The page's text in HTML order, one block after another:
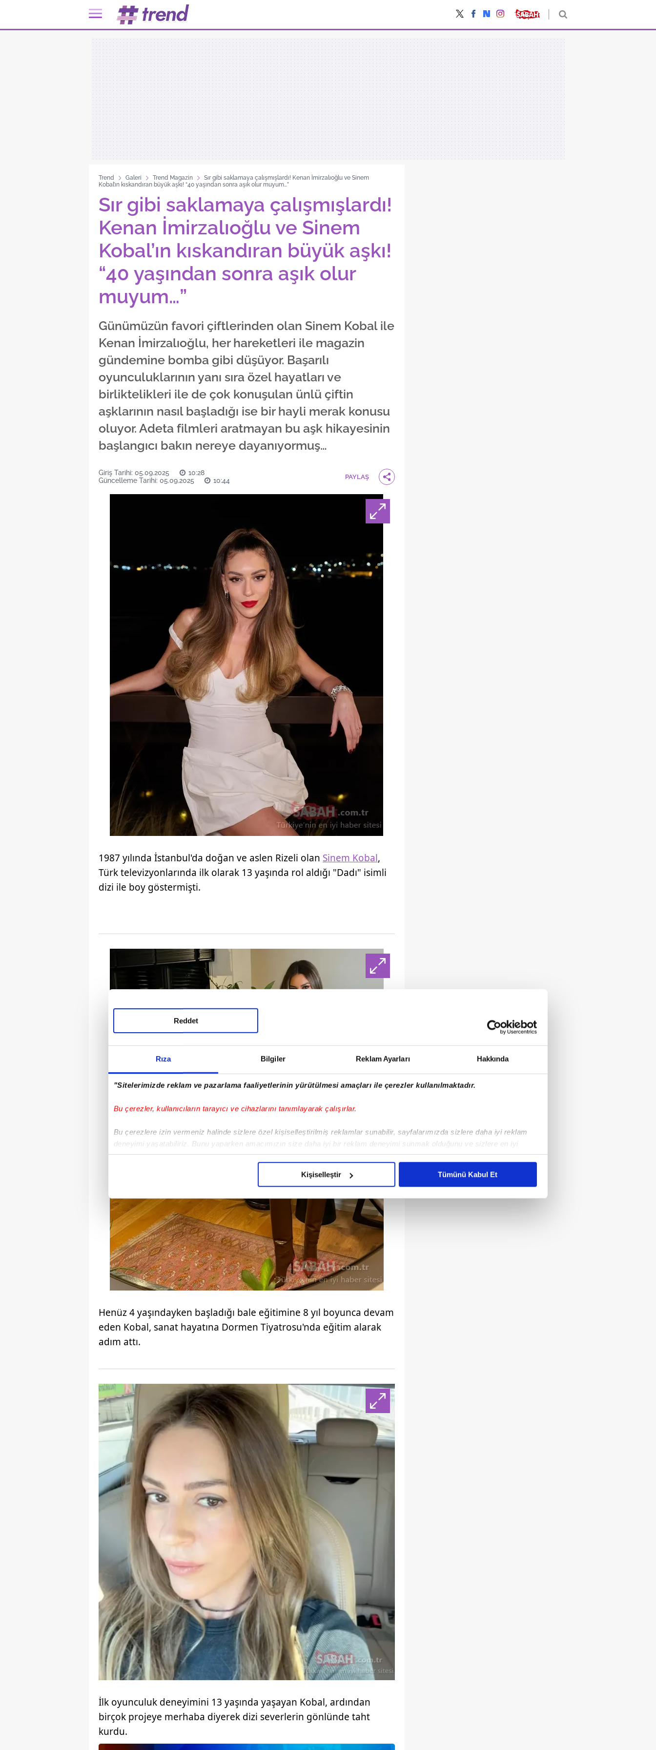
Rıza Bilgiler Reklam Ayarları Hakkında
"Sitelerimizde reklam ve pazarlama faaliyetlerinin yürütülmesi amaçları ile çerezler kullanılmaktadır.
Bu çerezler, kullanıcıların tarayıcı ve cihazlarını tanımlayarak çalışırlar.
Bu çerezlere izin vermeniz halinde sizlere özel kişiselleştirilmiş reklamlar sunabilir, sayfalarımızda sizlere daha iyi reklam
deneyimi yaşatabiliriz. Bunu yaparken amacımızın size daha iyi bir reklam deneyimi sunmak olduğunu ve sizlere en iyi
içerikleri sunabilmek adına elimizden gelen çabayı gösterdiğimizi ve bu noktada, reklamların maliyetlerimizi karşılamak
Sizlere daha iyi bir hizmet sunabilmek için İnternet Sitemizde kendimize ve üçüncü kişilere ait çerezler kullanılmaktadır. Bu
çerezler vasıtasıyla çeşitli kişisel verileriniz işlenmekte olup gerekli olan çerezler bilgi toplumu hizmetlerinin sunulması
amacıyla kullanılmaktadır. Diğer çerezler, sitemizin daha işlevsel kılınması ve kişiselleştirilmesi ve sizlere yönelik
reklam/pazarlama faaliyetlerinin yapılması, amaçlarıyla sınırlı olarak açık rızanız dahilinde kullanılacaktır.
Çerezlere ilişkin tercihlerinizi aşağıda yer alan panel vasıtasıyla belirleyebilirsiniz. Çerezlere ilişkin detaylı bilgi için Ayarlar
butonuna tıklayabilir,Çerez Bilgilendirme Metnimiziziyaret edebilirsiniz.
6698 sayılı Kişisel Verilerin Korunması Kanunu uyarınca hazırlanmış Aydınlatma Metnimizi okumak ve sitemizde ilgili
mevzuata uygun olarak kullanılan çerezlerle ilgili bilgi almak için lütfen
Reddet
Kişiselleştir Tümünü Kabul Et
Trend Galeri Trend Magazin
Sır gibi saklamaya çalışmışlardı! Kenan İmirzalıoğlu ve Sinem
Kobal’ın kıskandıran büyük aşkı! “40 yaşından sonra aşık olur muyum…”
Sır gibi saklamaya çalışmışlardı!
Kenan İmirzalıoğlu ve Sinem
Kobal’ın kıskandıran büyük aşkı!
“40 yaşından sonra aşık olur
muyum…”
Günümüzün favori çiftlerinden olan Sinem Kobal ile
Kenan İmirzalıoğlu, her hareketleri ile magazin
gündemine bomba gibi düşüyor. Başarılı
oyunculuklarının yanı sıra özel hayatları ve
birliktelikleri ile de çok konuşulan ünlü çiftin
aşklarının nasıl başladığı ise bir hayli merak konusu
oluyor. Adeta filmleri aratmayan bu aşk hikayesinin
başlangıcı bakın nereye dayanıyormuş…
Giriş Tarihi: 05.09.2025
10:28
Güncelleme Tarihi: 05.09.2025
10:44 PAYLAŞ
1987 yılında İstanbul'da doğan ve aslen Rizeli olan Sinem Kobal,
Türk televizyonlarında ilk olarak 13 yaşında rol aldığı "Dadı" isimli
dizi ile boy göstermişti.
Henüz 4 yaşındayken başladığı bale eğitimine 8 yıl boyunca devam
eden Kobal, sanat hayatına Dormen Tiyatrosu'nda eğitim alarak
adım attı.
İlk oyunculuk deneyimini 13 yaşında yaşayan Kobal, ardından
birçok projeye merhaba diyerek dizi severlerin gönlünde taht
kurdu.